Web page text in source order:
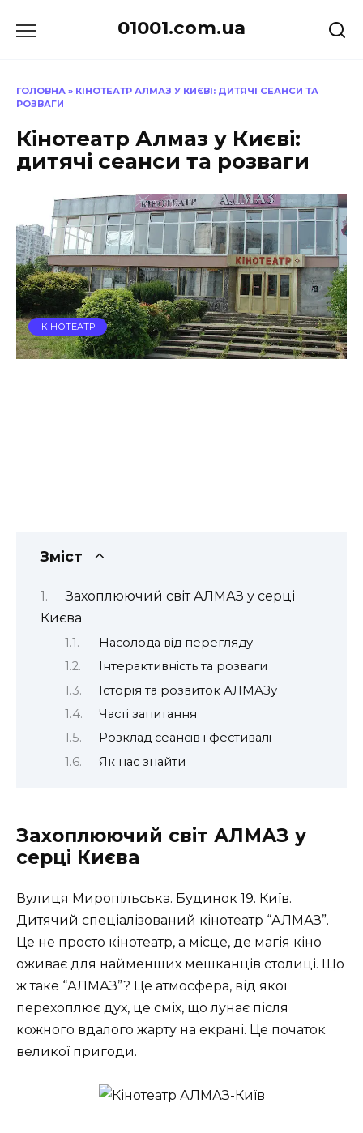
до
01001.com.ua
ГОЛОВНА » КІНОТЕАТР АЛМАЗ У КИЄВІ: ДИТЯЧІ СЕАНСИ ТА
РОЗВАГИ
Кінотеатр Алмаз у Києві:
дитячі сеанси та розваги
КІНОТЕАТР
Зміст
Захоплюючий світ АЛМАЗ у серці
Києва
Насолода від перегляду
Інтерактивність та розваги
Історія та розвиток АЛМАЗу
Часті запитання
Розклад сеансів і фестивалі
Як нас знайти
Захоплюючий світ АЛМАЗ у
серці Києва
Вулиця Миропільська. Будинок 19. Київ.
Дитячий спеціалізований кінотеатр “АЛМАЗ”.
Це не просто кінотеатр, а місце, де магія кіно
оживає для найменших мешканців столиці. Що
ж таке “АЛМАЗ”? Це атмосфера, від якої
перехоплює дух, це сміх, що лунає після
кожного вдалого жарту на екрані. Це початок
великої пригоди.